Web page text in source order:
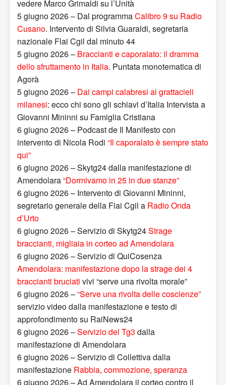
vedere Marco Grimaldi su l’Unità
5 giugno 2026 – Dal programmaCalibro 9 su Radio
Cusano. Intervento di Silvia Guaraldi, segretaria
nazionale Flai Cgil dal minuto 44
5 giugno 2026 – Braccianti e caporalato: il dramma
dello sfruttamento in Italia. Puntata monotematica di
Agorà
5 giugno 2026 – Dai campi calabresi ai grattacieli
milanesi: ecco chi sono gli schiavi d’Italia Intervista a
Giovanni Mininni su Famiglia Cristiana
6 giugno 2026 – Podcast de Il Manifesto con
intervento di Nicola Rodi “Il caporalato è sempre stato
qui”
6 giugno 2026 – Skytg24 dalla manifestazione di
Amendolara“Dormivamo in 25 in due stanze”
6 giugno 2026 – Intervento di Giovanni Mininni,
segretario generale della Flai Cgil a Radio Onda
d’Urto
6 giugno 2026 – Servizio di Skytg24Strage
braccianti, migliaia in corteo ad Amendolara
6 giugno 2026 – Servizio di QuiCosenza
Amendolara: manifestazione dopo la strage dei 4
braccianti bruciati vivi “serve una rivolta morale”
6 giugno 2026 –“Serve una rivolta delle coscienze”
servizio video dalla manifestazione e testo di
approfondimento su RaiNews24
6 giugno 2026 –Servizio del Tg3 dalla
manifestazione di Amendolara
6 giugno 2026 – Servizio di Collettiva dalla
manifestazione Rabbia, commozione, speranza
6 giugno 2026 – Ad Amendolara il corteo contro il